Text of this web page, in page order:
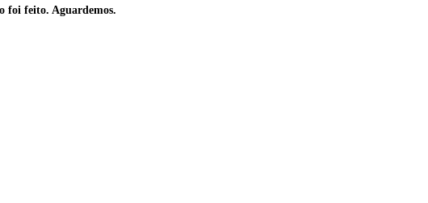
foi feito. Aguardemos.